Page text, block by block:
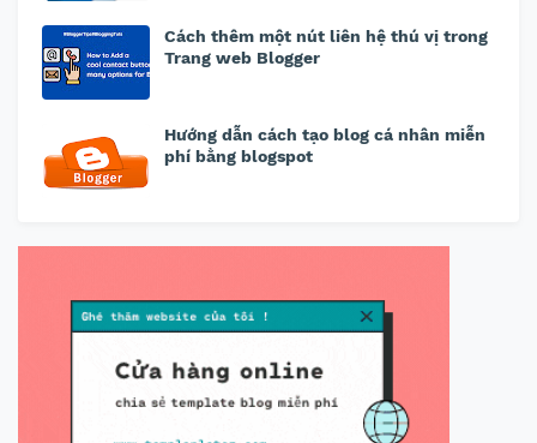
Cách thêm một nút liên hệ thú vị trong
Trang web Blogger
Hướng dẫn cách tạo blog cá nhân miễn
phí bằng blogspot